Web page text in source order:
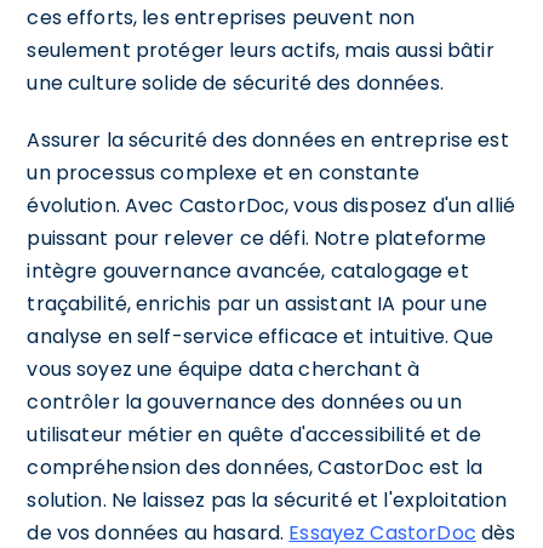
ces efforts, les entreprises peuvent non
seulement protéger leurs actifs, mais aussi bâtir
une culture solide de sécurité des données.
Assurer la sécurité des données en entreprise est
un processus complexe et en constante
évolution. Avec CastorDoc, vous disposez d'un allié
puissant pour relever ce défi. Notre plateforme
intègre gouvernance avancée, catalogage et
traçabilité, enrichis par un assistant IA pour une
analyse en self-service efficace et intuitive. Que
vous soyez une équipe data cherchant à
contrôler la gouvernance des données ou un
utilisateur métier en quête d'accessibilité et de
compréhension des données, CastorDoc est la
solution. Ne laissez pas la sécurité et l'exploitation
de vos données au hasard. Essayez CastorDoc dès